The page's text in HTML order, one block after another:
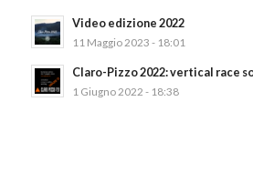
Video edizione 2022
11 Maggio 2023 - 18:01
Claro-Pizzo 2022: vertical race
1 Giugno 2022 - 18:38